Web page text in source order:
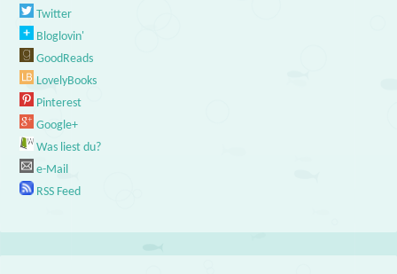
Twitter
Bloglovin'
GoodReads
LovelyBooks
Pinterest
Google+
Was liest du?
e-Mail
RSS Feed